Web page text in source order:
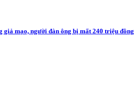
giả mạo, người đàn ông bị mất 240 triệu đồng